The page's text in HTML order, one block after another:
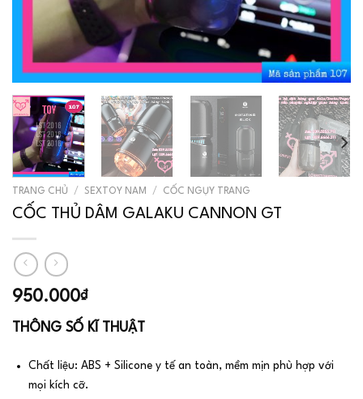
TRANG CHỦ / SEXTOY NAM / CỐC NGỤY TRANG
CỐC THỦ DÂM GALAKU CANNON GT
950.000₫
THÔNG SỐ KĨ THUẬT
Chất liệu: ABS + Silicone y tế an toàn, mềm mịn phù hợp với
mọi kích cỡ.